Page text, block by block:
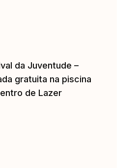
da Juventude –
gratuita na piscina
de Lazer